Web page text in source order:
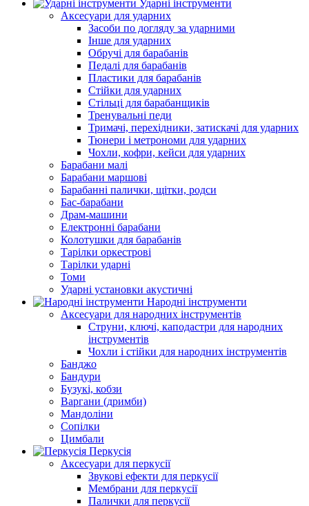
Ударні інструменти
Аксесуари для ударних
Засоби по догляду за ударними
Інше для ударних
Обручі для барабанів
Педалі для барабанів
Пластики для барабанів
Стійки для ударних
Стільці для барабанщиків
Тренувальні педи
Тримачі, перехідники, затискачі для ударних
Тюнери і метрономи для ударних
Чохли, кофри, кейси для ударних
Барабани малі
Барабани маршові
Барабанні палички, щітки, родси
Бас-барабани
Драм-машини
Електронні барабани
Колотушки для барабанів
Тарілки оркестрові
Тарілки ударні
Томи
Ударні установки акустичні
Народні інструменти
Аксесуари для народних інструментів
Струни, ключі, каподастри для народних
інструментів
Чохли і стійки для народних інструментів
Банджо
Бандури
Бузукі, кобзи
Варгани (дримби)
Мандоліни
Сопілки
Цимбали
Перкусія
Аксесуари для перкусії
Звукові ефекти для перкусії
Мембрани для перкусії
Палички для перкусії